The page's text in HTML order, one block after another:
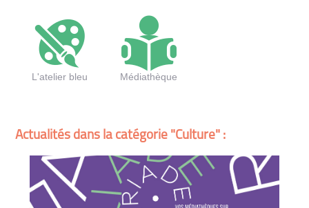
L'atelier bleu Médiathèque
Actualités dans la catégorie "Culture" :